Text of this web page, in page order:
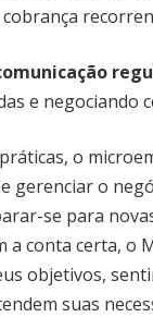
e negociando
o
gerenciar o
se para
a conta certa, o
objetivos,
suas